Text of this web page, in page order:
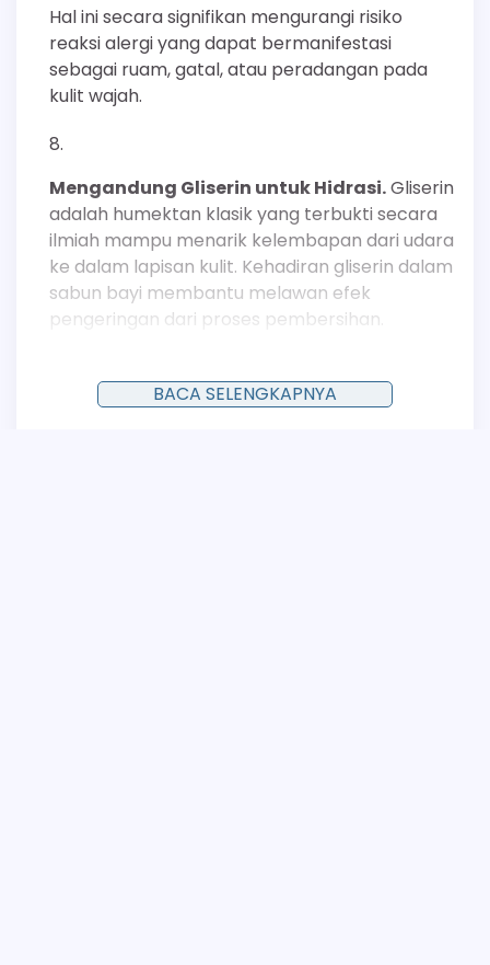
Hal ini secara signifikan mengurangi risiko
reaksi alergi yang dapat bermanifestasi
sebagai ruam, gatal, atau peradangan pada
kulit wajah.
Mengandung Gliserin untuk Hidrasi.Gliserin
adalah humektan klasik yang terbukti secara
ilmiah mampu menarik kelembapan dari udara
ke dalam lapisan kulit. Kehadiran gliserin dalam
sabun bayi membantu melawan efek
pengeringan dari proses pembersihan.
bersih tetapi juga terjaga tingkat hidrasinya,
membuatnya terasa lebih kenyal dan lembut.
BACA SELENGKAPNYA